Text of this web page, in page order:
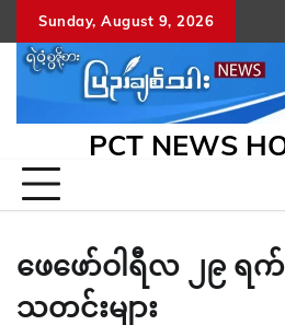
to
content
Sunday, August 9, 2026
PCT NEWS
ဖေဖော်ဝါရီလ ၂၉
သတင်းများ